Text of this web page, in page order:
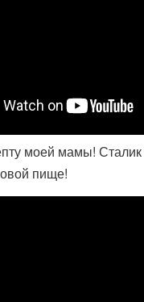
моей мамы!
пище!